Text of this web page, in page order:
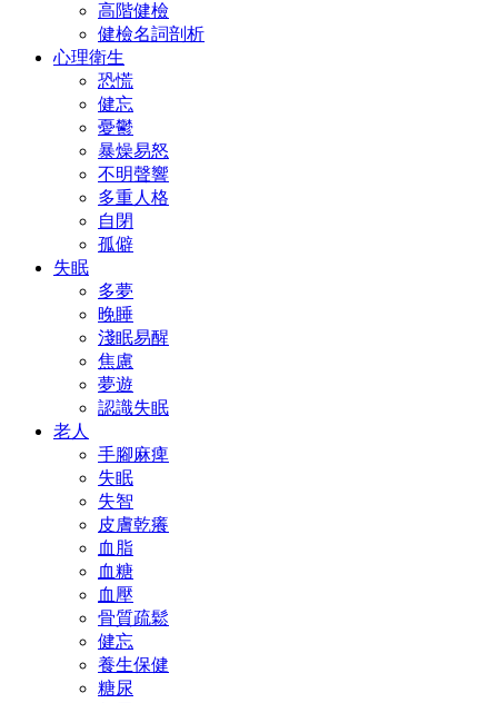
高階健檢
健檢名詞剖析
心理衛生
恐慌
健忘
憂鬱
暴燥易怒
不明聲響
多重人格
自閉
孤僻
失眠
多夢
晚睡
淺眠易醒
焦慮
夢遊
認識失眠
老人
手腳麻痺
失眠
失智
皮膚乾癢
血脂
血糖
血壓
骨質疏鬆
健忘
養生保健
糖尿